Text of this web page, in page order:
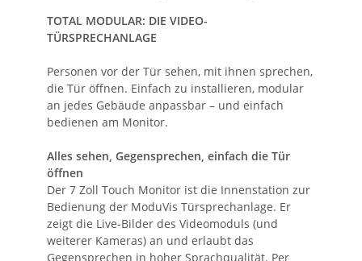
TOTAL MODULAR: DIE VIDEO-
TÜRSPRECHANLAGE
Personen vor der Tür sehen, mit ihnen sprechen,
die Tür öffnen. Einfach zu installieren, modular
an jedes Gebäude anpassbar – und einfach
bedienen am Monitor.
Alles sehen, Gegensprechen, einfach die Tür
öffnen
Der 7 Zoll Touch Monitor ist die Innenstation zur
Bedienung der ModuVis Türsprechanlage. Er
zeigt die Live-Bilder des Videomoduls (und
weiterer Kameras) an und erlaubt das
Gegensprechen in hoher Sprachqualität. Per